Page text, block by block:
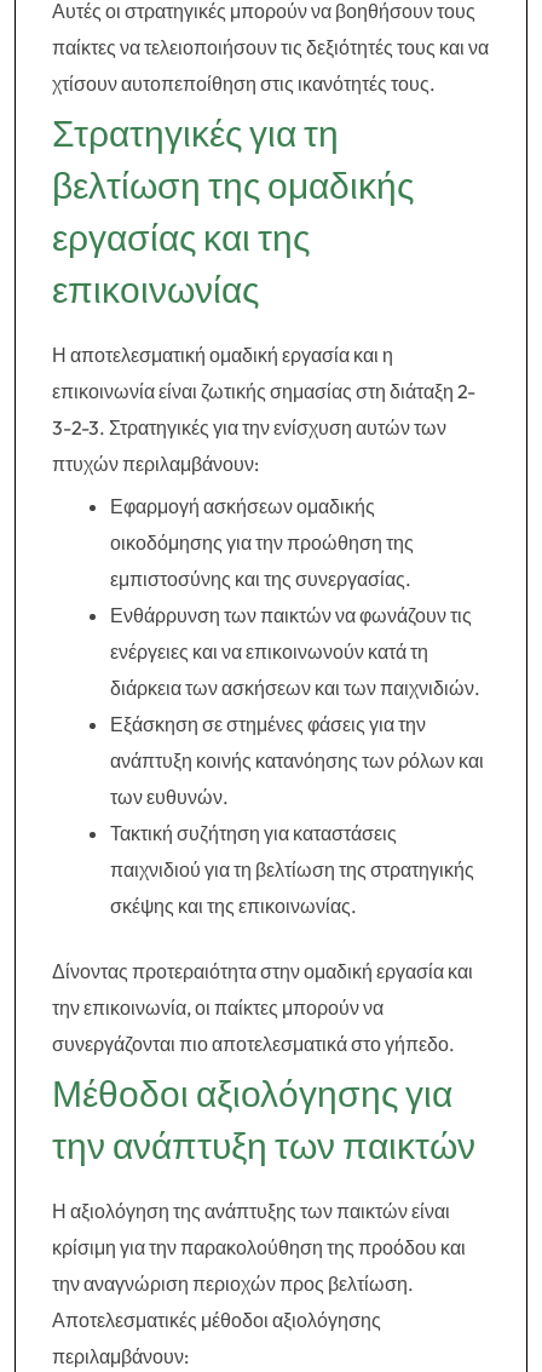
Αυτές οι στρατηγικές μπορούν να βοηθήσουν τους
παίκτες να τελειοποιήσουν τις δεξιότητές τους και να
χτίσουν αυτοπεποίθηση στις ικανότητές τους.
Στρατηγικές για τη
βελτίωση της ομαδικής
εργασίας και της
επικοινωνίας
Η αποτελεσματική ομαδική εργασία και η
επικοινωνία είναι ζωτικής σημασίας στη διάταξη 2-
3-2-3. Στρατηγικές για την ενίσχυση αυτών των
πτυχών περιλαμβάνουν:
Εφαρμογή ασκήσεων ομαδικής
οικοδόμησης για την προώθηση της
εμπιστοσύνης και της συνεργασίας.
Ενθάρρυνση των παικτών να φωνάζουν τις
ενέργειες και να επικοινωνούν κατά τη
διάρκεια των ασκήσεων και των παιχνιδιών.
Εξάσκηση σε στημένες φάσεις για την
ανάπτυξη κοινής κατανόησης των ρόλων και
των ευθυνών.
Τακτική συζήτηση για καταστάσεις
παιχνιδιού για τη βελτίωση της στρατηγικής
σκέψης και της επικοινωνίας.
Δίνοντας προτεραιότητα στην ομαδική εργασία και
την επικοινωνία, οι παίκτες μπορούν να
συνεργάζονται πιο αποτελεσματικά στο γήπεδο.
Μέθοδοι αξιολόγησης για
την ανάπτυξη των παικτών
Η αξιολόγηση της ανάπτυξης των παικτών είναι
κρίσιμη για την παρακολούθηση της προόδου και
την αναγνώριση περιοχών προς βελτίωση.
Αποτελεσματικές μέθοδοι αξιολόγησης
περιλαμβάνουν: